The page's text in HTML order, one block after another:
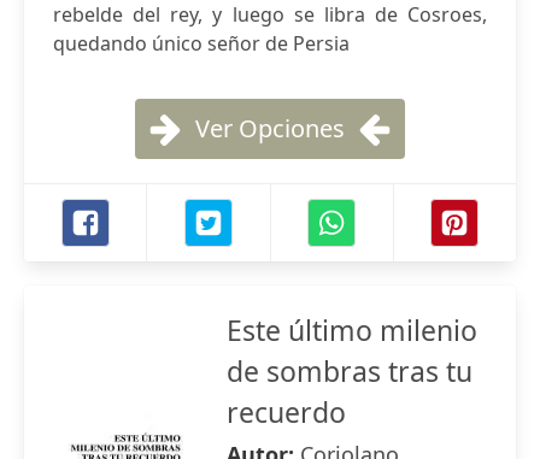
rebelde del rey, y luego se libra de Cosroes,
quedando único señor de Persia
Ver Opciones
Este último milenio
de sombras tras tu
recuerdo